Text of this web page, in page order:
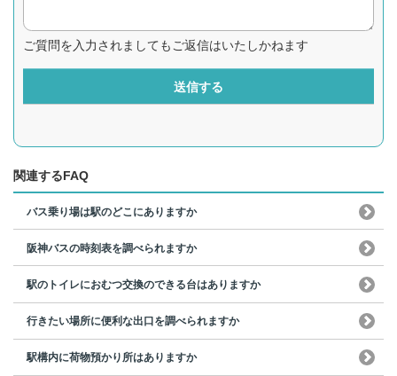
ご質問を入力されましてもご返信はいたしかねます
送信する
関連するFAQ
バス乗り場は駅のどこにありますか
阪神バスの時刻表を調べられますか
駅のトイレにおむつ交換のできる台はありますか
行きたい場所に便利な出口を調べられますか
駅構内に荷物預かり所はありますか